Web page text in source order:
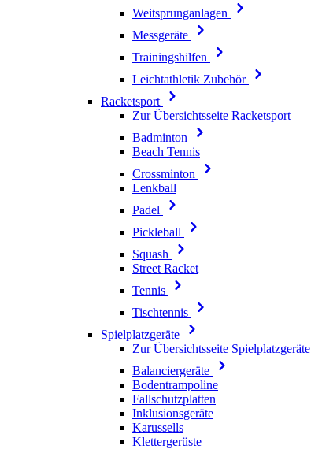
Weitsprunganlagen
Messgeräte
Trainingshilfen
Leichtathletik Zubehör
Racketsport
Zur Übersichtsseite Racketsport
Badminton
Beach Tennis
Crossminton
Lenkball
Padel
Pickleball
Squash
Street Racket
Tennis
Tischtennis
Spielplatzgeräte
Zur Übersichtsseite Spielplatzgeräte
Balanciergeräte
Bodentrampoline
Fallschutzplatten
Inklusionsgeräte
Karussells
Klettergerüste